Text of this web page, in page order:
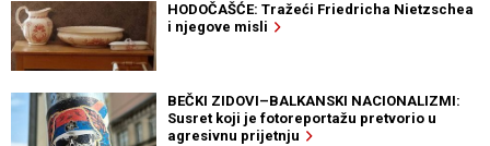
HODOČAŠĆE: Tražeći Friedricha Nietzschea
i njegove misli
BEČKI ZIDOVI–BALKANSKI NACIONALIZMI:
Susret koji je fotoreportažu pretvorio u
agresivnu prijetnju